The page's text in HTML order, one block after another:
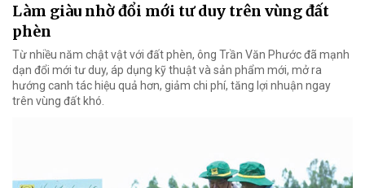
Làm giàu nhờ đổi mới tư duy trên vùng đất
phèn
Từ nhiều năm chật vật với đất phèn, ông Trần Văn Phước đã mạnh
dạn đổi mới tư duy, áp dụng kỹ thuật và sản phẩm mới, mở ra
hướng canh tác hiệu quả hơn, giảm chi phí, tăng lợi nhuận ngay
trên vùng đất khó.